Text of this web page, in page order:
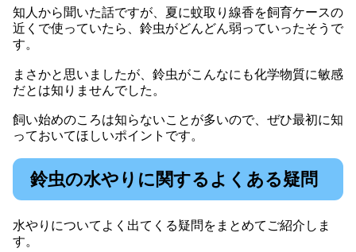
知人から聞いた話ですが、夏に蚊取り線香を飼育ケースの
近くで使っていたら、鈴虫がどんどん弱っていったそうで
す。
まさかと思いましたが、鈴虫がこんなにも化学物質に敏感
だとは知りませんでした。
飼い始めのころは知らないことが多いので、ぜひ最初に知
っておいてほしいポイントです。
鈴虫の水やりに関するよくある疑問
水やりについてよく出てくる疑問をまとめてご紹介しま
す。